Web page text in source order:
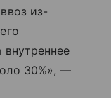
из-
30%», —